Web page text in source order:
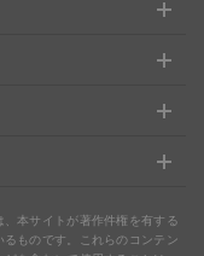
本サイトが著作件権を有する
ものです。これらのコンテン